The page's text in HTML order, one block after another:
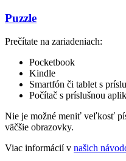
Puzzle
Prečítate na zariadeniach:
Pocketbook
Kindle
Smartfón či tablet s
Počítač s príslušnou
Nie je možné meniť veľkosť
väčšie obrazovky.
Viac informácií v našich